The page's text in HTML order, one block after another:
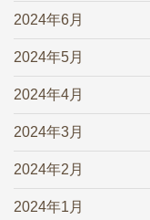
2024年6月
2024年5月
2024年4月
2024年3月
2024年2月
2024年1月